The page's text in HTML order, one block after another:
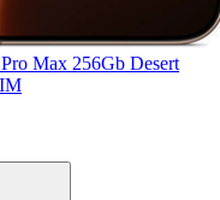
Max 256Gb Desert